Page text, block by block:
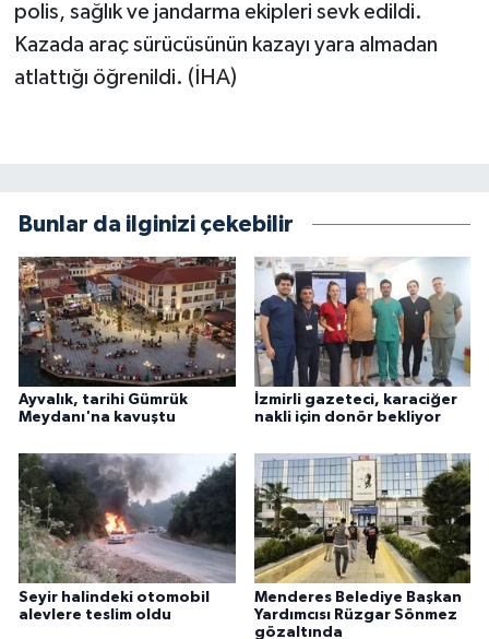
polis, sağlık ve jandarma ekipleri sevk edildi.
Kazada araç sürücüsünün kazayı yara almadan
atlattığı öğrenildi. (İHA)
Bunlar da ilginizi çekebilir
Ayvalık, tarihi Gümrük
Meydanı'na kavuştu
İzmirli gazeteci, karaciğer
nakli için donör bekliyor
Seyir halindeki otomobil
alevlere teslim oldu
Menderes Belediye Başkan
Yardımcısı Rüzgar Sönmez
gözaltında